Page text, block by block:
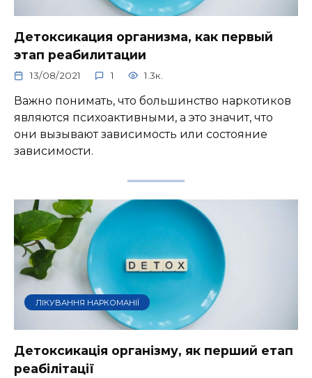
Детоксикация организма, как первый
этап реабилитации
13/08/2021 1 1.3к.
Важно понимать, что большинство наркотиков
являются психоактивными, а это значит, что
они вызывают зависимость или состояние
зависимости.
ЛІКУВАННЯ НАРКОМАНІЇ
Детоксикація організму, як перший етап
реабілітації